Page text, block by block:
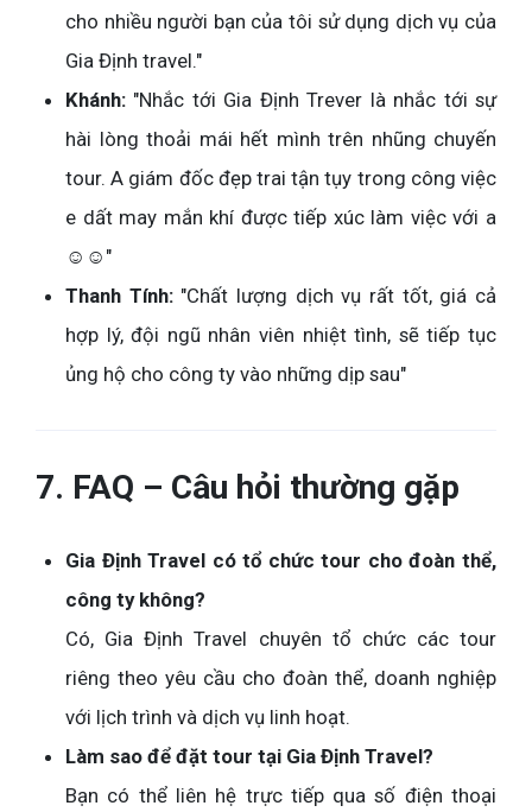
cho nhiều người bạn của tôi sử dụng dịch vụ của
Gia Định travel."
Khánh: "Nhắc tới Gia Định Trever là nhắc tới sự
hài lòng thoải mái hết mình trên nhũng chuyến
tour. A giám đốc đẹp trai tận tụy trong công việc
e dất may mắn khí được tiếp xúc làm việc với a
☺️☺️"
Thanh Tính:"Chất lượng dịch vụ rất tốt, giá cả
hợp lý, đội ngũ nhân viên nhiệt tình, sẽ tiếp tục
ủng hộ cho công ty vào những dịp sau"
7. FAQ – Câu hỏi thường gặp
Gia Định Travel có tổ chức tour cho đoàn thể,
công ty không?
Có, Gia Định Travel chuyên tổ chức các tour
riêng theo yêu cầu cho đoàn thể, doanh nghiệp
với lịch trình và dịch vụ linh hoạt.
Làm sao để đặt tour tại Gia Định Travel?
Bạn có thể liên hệ trực tiếp qua số điện thoại